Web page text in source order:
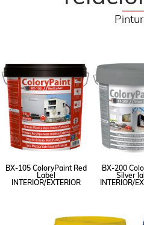
BX-105 ColoryPaint Red
Label
INTERIOR/EXTERIOR
BX-200
Silver
INTERIOR/